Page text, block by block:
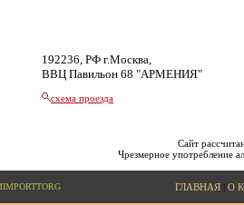
192236, РФ г.Москва,
ВВЦ Павильон 68 "АРМЕНИЯ"
схема проезда
Сайт
Чрезмерное употребление
ГЛАВНАЯ| О